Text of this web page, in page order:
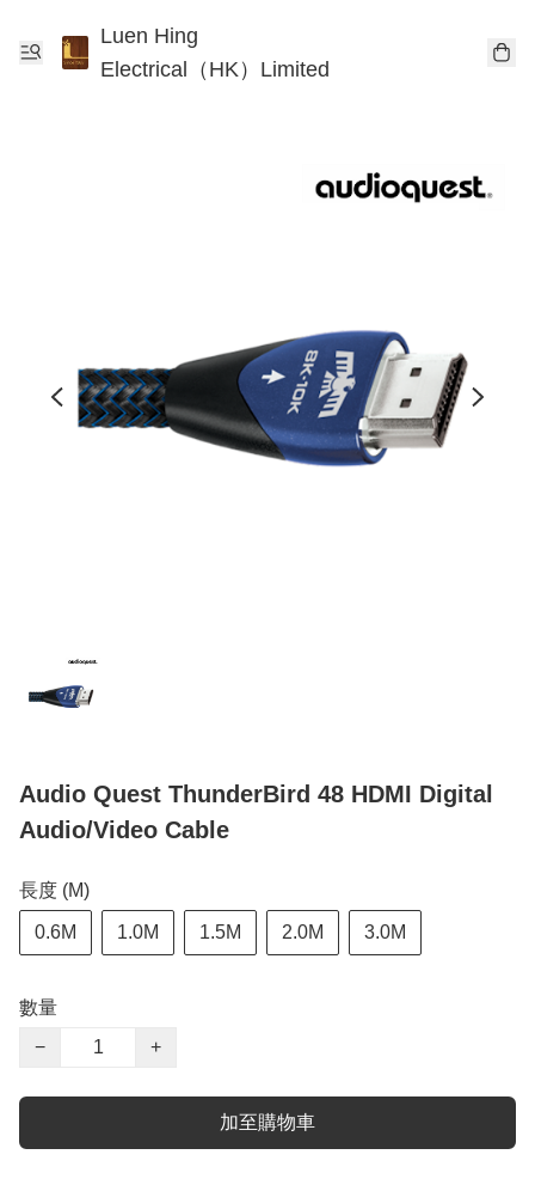
Luen Hing
Electrical（HK）Limited
Audio Quest ThunderBird 48 HDMI Digital
Audio/Video Cable
長度 (M)
0.6M 1.0M 1.5M 2.0M 3.0M
數量
−
+
加至購物車